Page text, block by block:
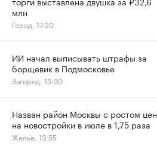
млн
Город, 17:20
ИИ начал выписывать штрафы за
борщевик в Подмосковье
Загород, 15:30
Назван район Москвы с ростом цен
на новостройки в июле в 1,75 раза
Жилье, 13:55